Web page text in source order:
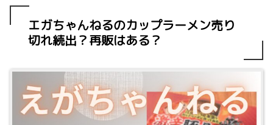
エガちゃんねるのカップラーメン売り
切れ続出？再販はある？